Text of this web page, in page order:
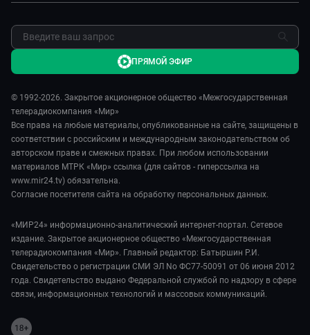
Я – волонтер
Обратная связь
© 1992-2026. Закрытое акционерное общество «Межгосударственная
телерадиокомпания «Мир»
Все права на любые материалы, опубликованные на сайте, защищены в
соответствии с российским и международным законодательством об
авторском праве и смежных правах. При любом использовании
материалов МТРК «Мир» ссылка (для сайтов - гиперссылка на
www.mir24.tv) обязательна.
Согласие посетителя сайта на обработку персональных данных.
«МИР24» информационно-аналитический интернет-портал. Сетевое
издание. Закрытое акционерное общество «Межгосударственная
телерадиокомпания «Мир». Главный редактор: Батыршин Р.И.
Свидетельство о регистрации СМИ ЭЛ No ФС77-50091 от 06 июня 2012
года. Свидетельство выдано Федеральной службой по надзору в сфере
связи, информационных технологий и массовых коммуникаций.
ПРЯМОЙ ЭФИР